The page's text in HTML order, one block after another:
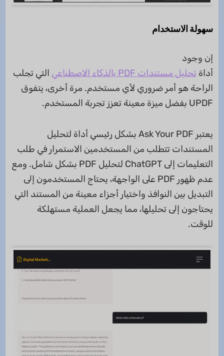
سهولة الاستخدام
إن وجود
أداة تحليل مستندات PDF بالذكاء الاصطناعي
التي تجلب
الراحة هو أمر ضروري لأي مستخدم. مرة أخرى، يتفوق
UPDF بفضل ميزة معينة تعزز تجربة المستخدم.
يعتبر Ask Your PDF بشكل رئيسي أداة لتحليل
المستندات تتطلب من المستخدمين الاستمرار في طلب
التعليمات إلى ChatGPT لتحليل PDF بشكل شامل. ومع
عدم ظهور PDF على الواجهة، يحتاج المستخدمون إلى
التبديل بين النوافذ واختيار أجزاء معينة من المستند التي
يحتاجون إلى تحليلها، مما يجعل العملية مستهلكة
للوقت.